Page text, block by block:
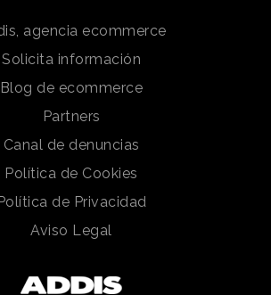
agencia ecommerce
Solicita información
Blog de ecommerce
Partners
Canal de denuncias
Política de Cookies
Política de Privacidad
Aviso Legal